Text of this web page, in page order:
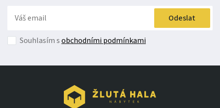
Odeslat
Souhlasím sobchodními podmínkami